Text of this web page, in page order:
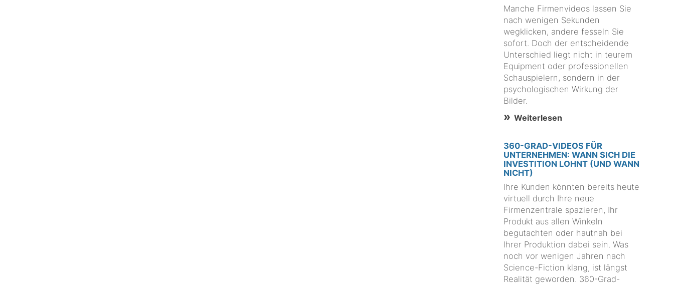
Manche Firmenvideos lassen Sie
nach wenigen Sekunden
wegklicken, andere fesseln Sie
sofort. Doch der entscheidende
Unterschied liegt nicht in teurem
Equipment oder professionellen
Schauspielern, sondern in der
psychologischen Wirkung der
Bilder.
Weiterlesen
360-GRAD-VIDEOS FÜR
UNTERNEHMEN: WANN SICH DIE
INVESTITION LOHNT (UND WANN
NICHT)
Ihre Kunden könnten bereits heute
virtuell durch Ihre neue
Firmenzentrale spazieren, Ihr
Produkt aus allen Winkeln
begutachten oder hautnah bei
Ihrer Produktion dabei sein. Was
noch vor wenigen Jahren nach
Science-Fiction klang, ist längst
Realität geworden. 360-Grad-